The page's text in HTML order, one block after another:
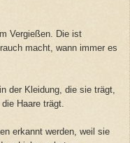
Vergießen. Die ist
macht, wann immer es
der Kleidung, die sie trägt,
Haare trägt.
erkannt werden, weil sie